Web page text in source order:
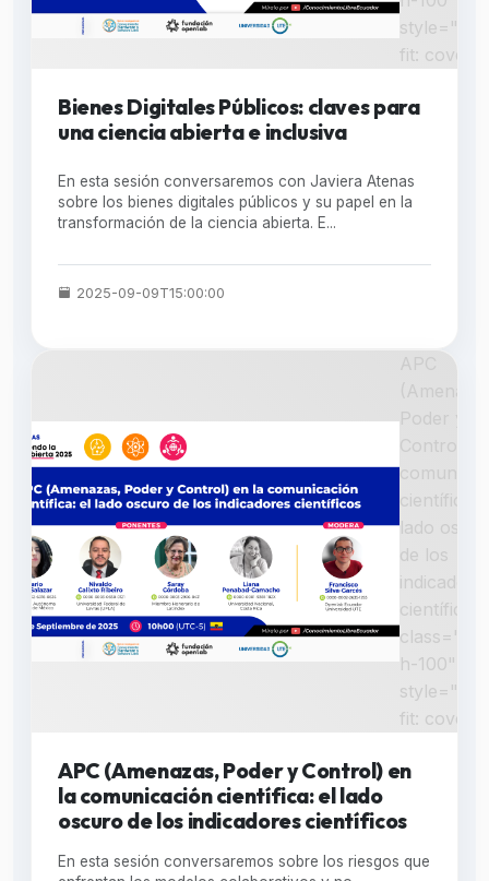
fit:
Bienes Digitales Públicos: claves para
una ciencia abierta e inclusiva
En esta sesión conversaremos con Javiera Atenas
sobre los bienes digitales públicos y su papel en la
transformación de la ciencia abierta. E...
2025-09-09T15:00:00
Poder y
científica:
lado
de los
científicos
class="w-
h-100"
fit:
APC (Amenazas, Poder y Control) en
la comunicación científica: el lado
oscuro de los indicadores científicos
En esta sesión conversaremos sobre los riesgos que